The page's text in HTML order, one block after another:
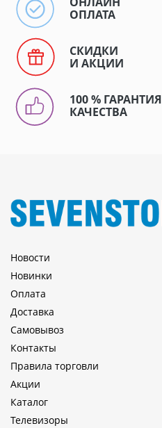
ОПЛАТА
СКИДКИ
И АКЦИИ
100 % ГАРАНТИЯ
КАЧЕСТВА
Новости
Новинки
Оплата
Доставка
Самовывоз
Контакты
Правила торговли
Акции
Каталог
Телевизоры